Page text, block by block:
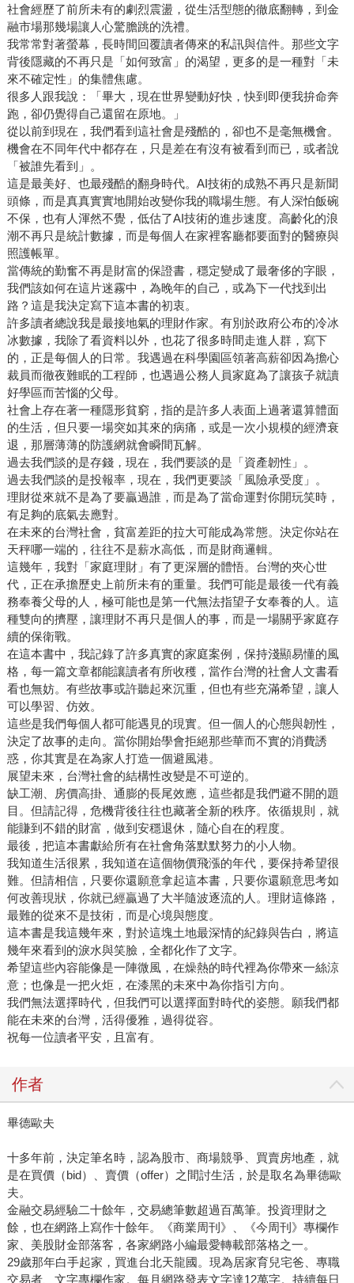
社會經歷了前所未有的劇烈震盪，從生活型態的徹底翻轉，到金
融市場那幾場讓人心驚膽跳的洗禮。
我常常對著螢幕，長時間回覆讀者傳來的私訊與信件。那些文字
背後隱藏的不再只是「如何致富」的渴望，更多的是一種對「未
來不確定性」的集體焦慮。
很多人跟我說：「畢大，現在世界變動好快，快到即便我拚命奔
跑，卻仍覺得自己還留在原地。」
從以前到現在，我們看到這社會是殘酷的，卻也不是毫無機會。
機會在不同年代中都存在，只是差在有沒有被看到而已，或者說
「被誰先看到」。
這是最美好、也最殘酷的翻身時代。AI技術的成熟不再只是新聞
頭條，而是真真實實地開始改變你我的職場生態。有人深怕飯碗
不保，也有人渾然不覺，低估了AI技術的進步速度。高齡化的浪
潮不再只是統計數據，而是每個人在家裡客廳都要面對的醫療與
照護帳單。
當傳統的勤奮不再是財富的保證書，穩定變成了最奢侈的字眼，
我們該如何在這片迷霧中，為晚年的自己，或為下一代找到出
路？這是我決定寫下這本書的初衷。
許多讀者總說我是最接地氣的理財作家。有別於政府公布的冷冰
冰數據，我除了看資料以外，也花了很多時間走進人群，寫下
的，正是每個人的日常。我遇過在科學園區領著高薪卻因為擔心
裁員而徹夜難眠的工程師，也遇過公務人員家庭為了讓孩子就讀
好學區而苦惱的父母。
社會上存在著一種隱形貧窮，指的是許多人表面上過著還算體面
的生活，但只要一場突如其來的病痛，或是一次小規模的經濟衰
退，那層薄薄的防護網就會瞬間瓦解。
過去我們談的是存錢，現在，我們要談的是「資產韌性」。
過去我們談的是投報率，現在，我們更要談「風險承受度」。
理財從來就不是為了要贏過誰，而是為了當命運對你開玩笑時，
有足夠的底氣去應對。
在未來的台灣社會，貧富差距的拉大可能成為常態。決定你站在
天秤哪一端的，往往不是薪水高低，而是財商邏輯。
這幾年，我對「家庭理財」有了更深層的體悟。台灣的夾心世
代，正在承擔歷史上前所未有的重量。我們可能是最後一代有義
務奉養父母的人，極可能也是第一代無法指望子女奉養的人。這
種雙向的擠壓，讓理財不再只是個人的事，而是一場關乎家庭存
續的保衛戰。
在這本書中，我記錄了許多真實的家庭案例，保持淺顯易懂的風
格，每一篇文章都能讓讀者有所收穫，當作台灣的社會人文書看
看也無妨。有些故事或許聽起來沉重，但也有些充滿希望，讓人
可以學習、仿效。
這些是我們每個人都可能遇見的現實。但一個人的心態與韌性，
決定了故事的走向。當你開始學會拒絕那些華而不實的消費誘
惑，你其實是在為家人打造一個避風港。
展望未來，台灣社會的結構性改變是不可逆的。
缺工潮、房價高掛、通膨的長尾效應，這些都是我們避不開的題
目。但請記得，危機背後往往也藏著全新的秩序。依循規則，就
能賺到不錯的財富，做到安穩退休，隨心自在的程度。
最後，把這本書獻給所有在社會角落默默努力的小人物。
我知道生活很累，我知道在這個物價飛漲的年代，要保持希望很
難。但請相信，只要你還願意拿起這本書，只要你還願意思考如
何改善現狀，你就已經贏過了大半隨波逐流的人。理財這條路，
最難的從來不是技術，而是心境與態度。
這本書是我這幾年來，對於這塊土地最深情的紀錄與告白，將這
幾年來看到的淚水與笑臉，全都化作了文字。
希望這些內容能像是一陣微風，在燥熱的時代裡為你帶來一絲涼
意；也像是一把火炬，在漆黑的未來中為你指引方向。
我們無法選擇時代，但我們可以選擇面對時代的姿態。願我們都
能在未來的台灣，活得優雅，過得從容。
祝每一位讀者平安，且富有。
作者
畢德歐夫
十多年前，決定筆名時，認為股市、商場競爭、買賣房地產，就
是在買價（bid）、賣價（offer）之間討生活，於是取名為畢德歐
夫。
金融交易經驗二十餘年，交易總筆數超過百萬筆。投資理財之
餘，也在網路上寫作十餘年。《商業周刊》、《今周刊》專欄作
家、美股財金部落客，各家網路小編最愛轉載部落格之一。
29歲那年白手起家，買進台北天龍國。現為居家育兒宅爸、專職
交易者、文字專欄作家。每月網路發表文字達12萬字。持續每日